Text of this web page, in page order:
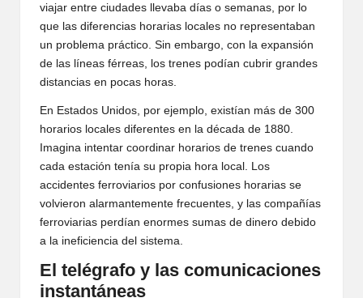
viajar entre ciudades llevaba días o semanas, por lo
que las diferencias horarias locales no representaban
un problema práctico. Sin embargo, con la expansión
de las líneas férreas, los trenes podían cubrir grandes
distancias en pocas horas.
En Estados Unidos, por ejemplo, existían más de 300
horarios locales diferentes en la década de 1880.
Imagina intentar coordinar horarios de trenes cuando
cada estación tenía su propia hora local. Los
accidentes ferroviarios por confusiones horarias se
volvieron alarmantemente frecuentes, y las compañías
ferroviarias perdían enormes sumas de dinero debido
a la ineficiencia del sistema.
El telégrafo y las comunicaciones
instantáneas